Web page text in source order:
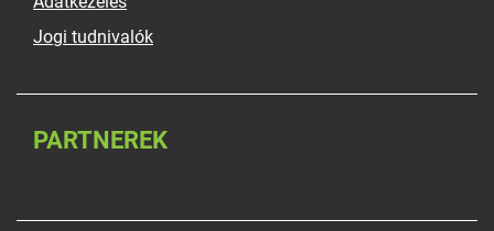
Jogi tudnivalók
PARTNEREK